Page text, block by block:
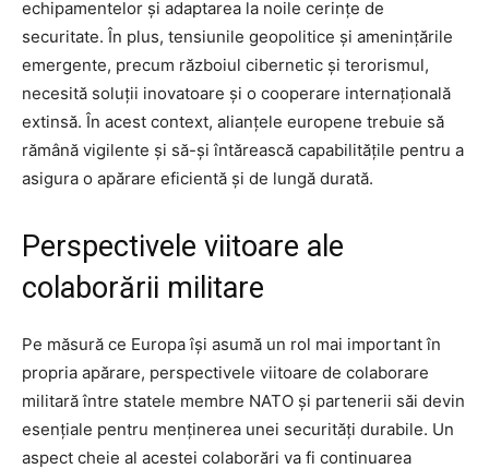
echipamentelor și adaptarea la noile cerințe de
securitate. În plus, tensiunile geopolitice și amenințările
emergente, precum războiul cibernetic și terorismul,
necesită soluții inovatoare și o cooperare internațională
extinsă. În acest context, alianțele europene trebuie să
rămână vigilente și să-și întărească capabilitățile pentru a
asigura o apărare eficientă și de lungă durată.
Perspectivele viitoare ale
colaborării militare
Pe măsură ce Europa își asumă un rol mai important în
propria apărare, perspectivele viitoare de colaborare
militară între statele membre NATO și partenerii săi devin
esențiale pentru menținerea unei securități durabile. Un
aspect cheie al acestei colaborări va fi continuarea